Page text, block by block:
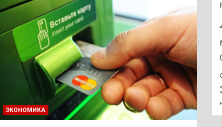
ЭКОНОМИКА